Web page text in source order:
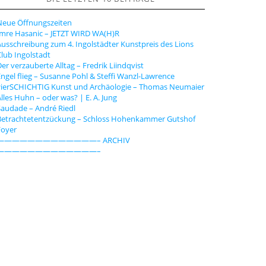
Öffnungszeiten
Hasanic – JETZT WIRD WA(H)R
zum 4. Ingolstädter Kunstpreis des Lions
Ingolstadt
verzauberte Alltag – Fredrik Liindqvist
flieg – Susanne Pohl & Steffi Wanzl-Lawrence
Kunst und Archäologie – Thomas Neumaier
Huhn – oder was? | E. A. Jung
– André Riedl
– Schloss Hohenkammer Gutshof
ARCHIV